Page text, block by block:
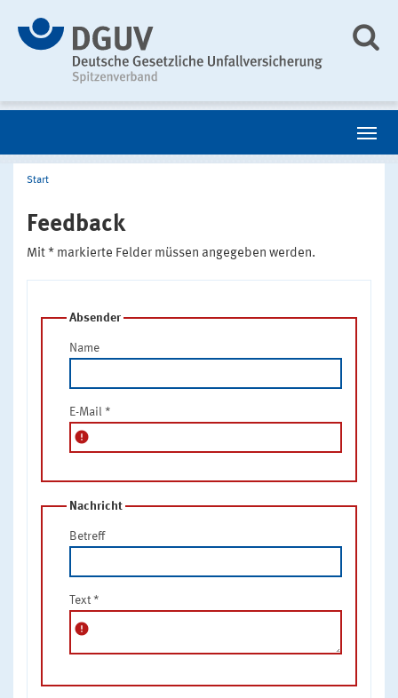
Start
Feedback
Mit * markierte Felder müssen angegeben werden.
Absender
Name
E-Mail *
error
Nachricht
Betreff
Text *
error